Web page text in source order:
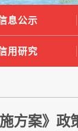
息公示
用研究
方案》政